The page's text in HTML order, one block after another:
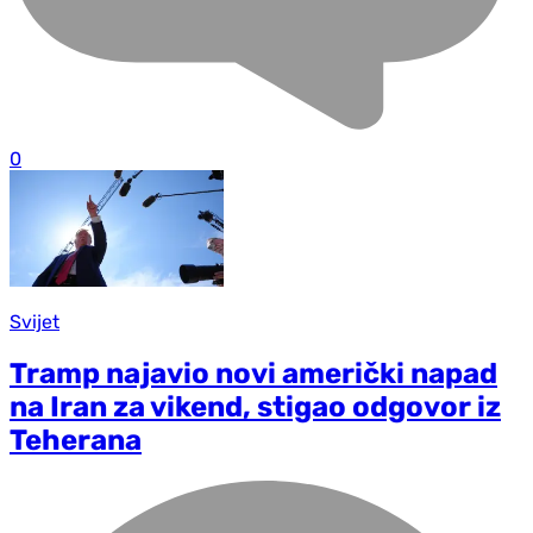
0
Svijet
Tramp najavio novi američki napad
na Iran za vikend, stigao odgovor iz
Teherana